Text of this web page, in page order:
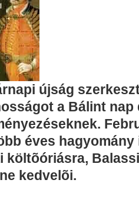
újság
a Bálint
éves
költõóriásra,
kedvelõi.